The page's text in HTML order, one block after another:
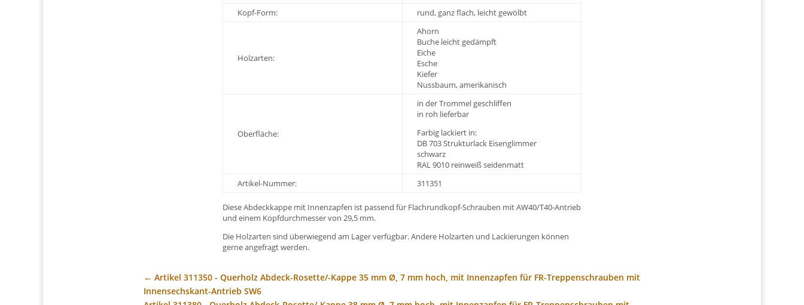
Kopf-Form:
rund, ganz flach, leicht gewölbt
Holzarten:
Ahorn
Buche leicht gedämpft
Eiche
Esche
Kiefer
Nussbaum, amerikanisch
Oberfläche:
in der Trommel geschliffen
in roh lieferbar
Farbig lackiert in:
DB 703 Strukturlack Eisenglimmer
schwarz
RAL 9010 reinweiß seidenmatt
Artikel-Nummer:
311351
Diese Abdeckkappe mit Innenzapfen ist passend für Flachrundkopf-Schrauben mit AW40/T40-Antrieb
und einem Kopfdurchmesser von 29,5 mm.
Die Holzarten sind überwiegend am Lager verfügbar. Andere Holzarten und Lackierungen können
gerne angefragt werden.
← Artikel 311350 - Querholz Abdeck-Rosette/-Kappe 35 mm Ø, 7 mm hoch, mit Innenzapfen für FR-Treppenschrauben mit
Innensechskant-Antrieb SW6